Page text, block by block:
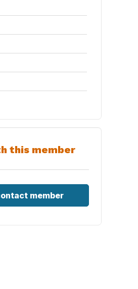
this member
member